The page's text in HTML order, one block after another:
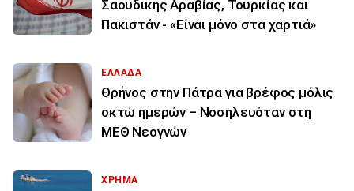
Σαουδικής Αραβίας, Τουρκίας και
Πακιστάν - «Είναι μόνο στα χαρτιά»
ΕΛΛΑΔΑ
Θρήνος στην Πάτρα για βρέφος μόλις
οκτώ ημερών – Νοσηλευόταν στη
ΜΕΘ Νεογνών
ΧΡΗΜΑ